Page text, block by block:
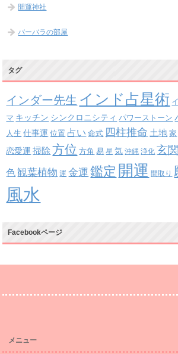
開運神社
バーバラの部屋
タグ
インダー先生 インド占星術
マ キッチン シンクロニシティ パワーストーン
人生 仕事運 位置 占い 命式 四柱推命 土地 家
恋愛運 掃除 方位 方角 易 星 気 沖縄 浄化 玄関
色 観葉植物 運 金運 鑑定 開運 間取り
風水
Facebookページ
メニュー